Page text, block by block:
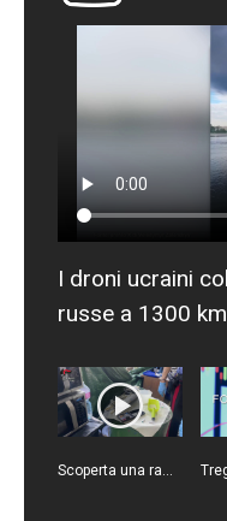
I droni ucraini
russe a 1300
Scoperta una raffineria di cocaina a Latina, 5 arresti